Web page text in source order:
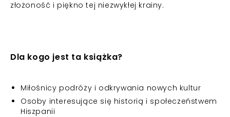
złożoność i piękno tej niezwykłej krainy.
Dla kogo jest ta książka?
Miłośnicy podróży i odkrywania nowych kultur
Osoby interesujące się historią i społeczeństwem
Hiszpanii